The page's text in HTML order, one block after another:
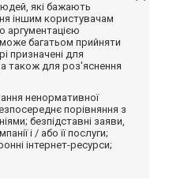
які бажають
іншим користувачам
аргументацією
багатьом прийняти
призначені для
також для роз'яснення
ненормативної
порівняння з
безпідставні заяви,
і / або її послуги;
інтернет-ресурси;